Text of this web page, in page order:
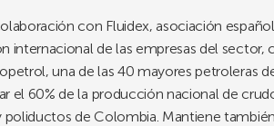
con Fluidex, asociación
internacional de las empresas del
una de las 40 mayores petroleras
el 60% de la producción nacional de
de Colombia. Mantiene